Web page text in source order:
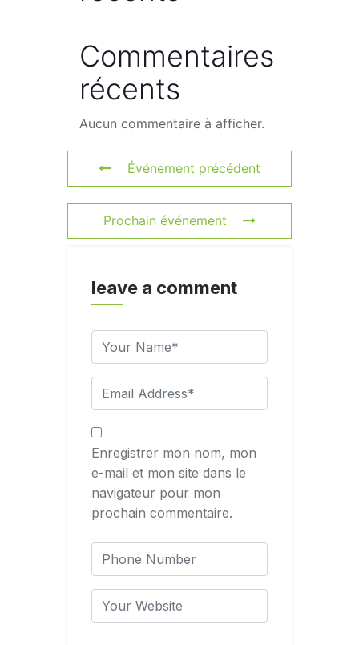
Commentaires
récents
Aucun commentaire à afficher.
Événement précédent
Prochain événement
leave a comment
Enregistrer mon nom, mon
e-mail et mon site dans le
navigateur pour mon
prochain commentaire.